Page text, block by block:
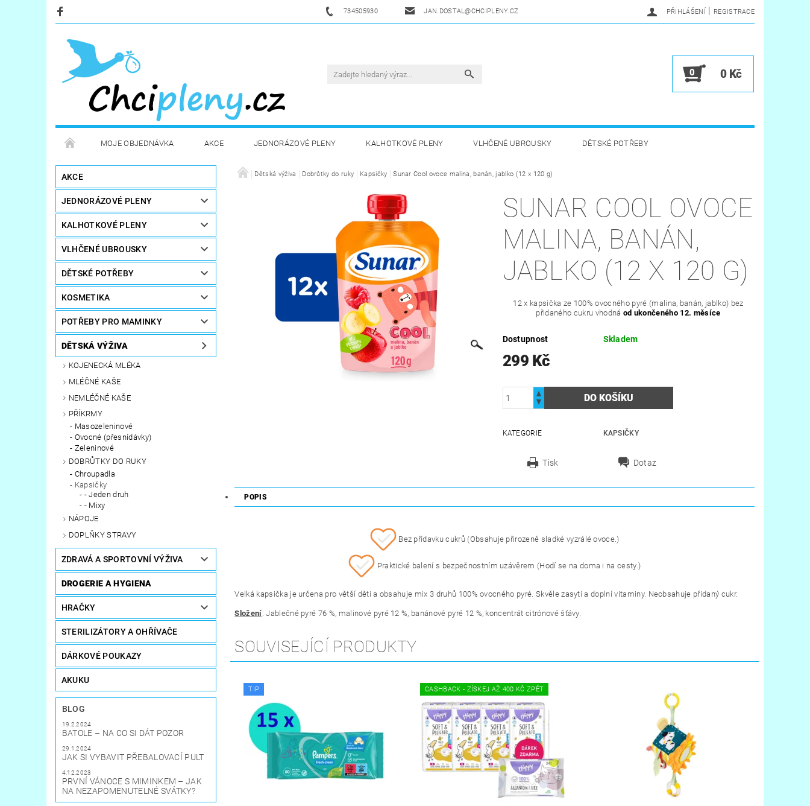
734505930 JAN.DOSTAL@CHCIPLENY.CZ PŘIHLÁŠENÍ | REGISTRACE
0 0 Kč
MOJE OBJEDNÁVKA AKCE JEDNORÁZOVÉ PLENY KALHOTKOVÉ PLENY VLHČENÉ UBROUSKY DĚTSKÉ POTŘEBY
KOSMETIKA DĚTSKÁ VÝŽIVA ZDRAVÁ A SPORTOVNÍ VÝŽIVA DROGERIE A HYGIENA
STERILIZÁTORY A OHŘÍVAČE OBCHODNÍ PODMÍNKY KONTAKTY VĚRNOSTNÍ PROGRAM
AKCE
JEDNORÁZOVÉ PLENY
KALHOTKOVÉ PLENY
VLHČENÉ UBROUSKY
DĚTSKÉ POTŘEBY
KOSMETIKA
POTŘEBY PRO MAMINKY
DĚTSKÁ VÝŽIVA
KOJENECKÁ MLÉKA
MLÉČNÉ KAŠE
NEMLÉČNÉ KAŠE
PŘÍKRMY
Masozeleninové
Ovocné (přesnídávky)
Zeleninové
DOBRŮTKY DO RUKY
Chroupadla
Kapsičky
- Jeden druh
- Mixy
NÁPOJE
DOPLŇKY STRAVY
ZDRAVÁ A SPORTOVNÍ VÝŽIVA
DROGERIE A HYGIENA
HRAČKY
STERILIZÁTORY A OHŘÍVAČE
DÁRKOVÉ POUKAZY
AKUKU
BLOG
19.2.2024
BATOLE – NA CO SI DÁT POZOR
29.1.2024
JAK SI VYBAVIT PŘEBALOVACÍ PULT
4.12.2023
PRVNÍ VÁNOCE S MIMINKEM – JAK
NA NEZAPOMENUTELNÉ SVÁTKY?
Dětská výživa Dobrůtky do ruky Kapsičky Sunar Cool ovoce malina, banán, jablko (12 x 120 g)
SUNAR COOL OVOCE
MALINA, BANÁN,
JABLKO (12 X 120 G)
12 x kapsička ze 100% ovocného pyré (malina, banán, jablko) bez
přidaného cukru vhodná od ukončeného 12. měsíce
Dostupnost Skladem
299 Kč
KATEGORIE KAPSIČKY
Tisk Dotaz
POPIS
Bez přídavku cukrů (Obsahuje přirozeně sladké vyzrálé ovoce.)
Praktické balení s bezpečnostním uzávěrem (Hodí se na doma i na cesty.)
Velká kapsička je určena pro větší děti a obsahuje mix 3 druhů 100% ovocného pyré. Skvěle zasytí a doplní vitaminy. Neobsahuje přidaný cukr.
Složení:Jablečné pyré 76 %, malinové pyré 12 %, banánové pyré 12 %, koncentrát citrónové šťávy.
SOUVISEJÍCÍ PRODUKTY
TIP CASHBACK - ZÍSKEJ AŽ 400 KČ ZPĚT